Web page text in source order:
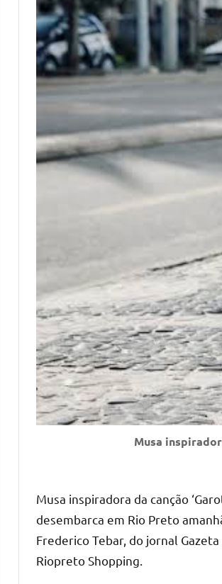
Musa
Musa inspiradora da canção
desembarca em Rio Preto
Frederico Tebar, do jornal
Riopreto Shopping.